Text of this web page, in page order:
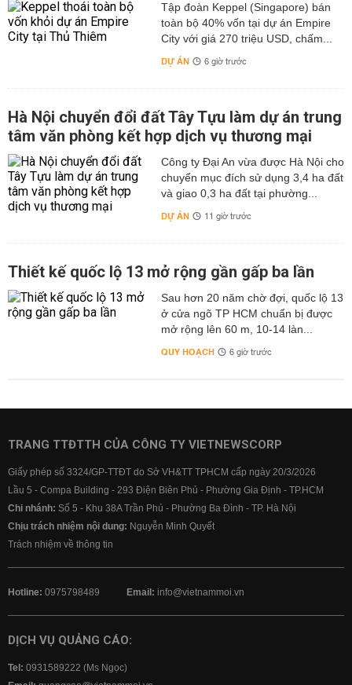
Tập đoàn Keppel (Singapore) bán
toàn bộ 40% vốn tại dự án Empire
City với giá 270 triệu USD, chấm...
DỰ ÁN 6 giờ trước
Hà Nội chuyển đổi đất Tây Tựu làm dự án trung
tâm văn phòng kết hợp dịch vụ thương mại
Công ty Đại An vừa được Hà Nội cho
chuyển mục đích sử dụng 3,4 ha đất
và giao 0,3 ha đất tại phường...
DỰ ÁN 11 giờ trước
Thiết kế quốc lộ 13 mở rộng gần gấp ba lần
Sau hơn 20 năm chờ đợi, quốc lộ 13
ở cửa ngõ TP HCM chuẩn bị được
mở rộng lên 60 m, 10-14 làn...
QUY HOẠCH 6 giờ trước
TRANG TTĐTTH CỦA CÔNG TY VIETNEWSCORP
Giấy phép số 3324/GP-TTĐT do Sở VH&TT TPHCM cấp ngày 20/3/2026
Lầu 5 - Compa Building - 293 Điện Biên Phủ - Phường Gia Định - TP.HCM
Chi nhánh: Số 5 - Khu 38A Trần Phú - Phường Ba Đình - TP. Hà Nội
Chịu trách nhiệm nội dung: Nguyễn Minh Quyết
Trách nhiệm về thông tin
Hotline: 0975798489 Email: info@vietnammoi.vn
DỊCH VỤ QUẢNG CÁO:
Tel: 0931589222 (Ms Ngọc)